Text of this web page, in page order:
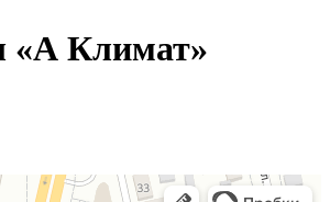
«А Климат»